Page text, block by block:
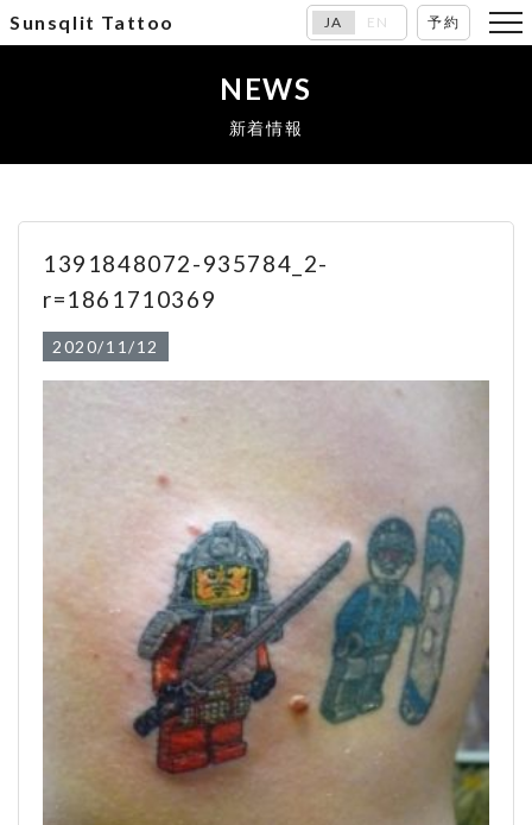
Sunsqlit Tattoo JA EN 予約
NEWS
新着情報
1391848072-935784_2-
r=1861710369
2020/11/12